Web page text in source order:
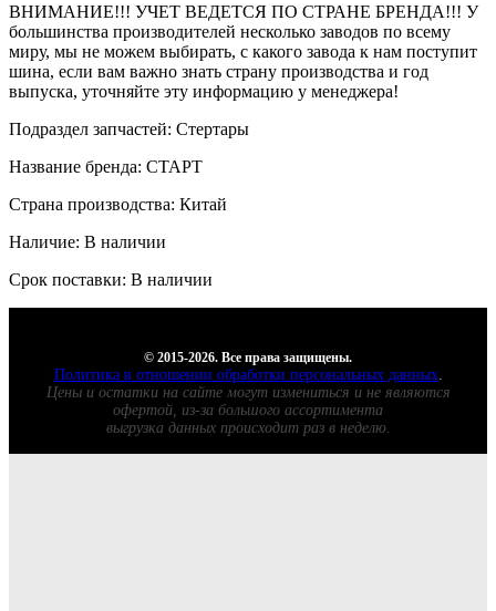
ВНИМАНИЕ!!! УЧЕТ ВЕДЕТСЯ ПО СТРАНЕ БРЕНДА!!! У
большинства производителей несколько заводов по всему
миру, мы не можем выбирать, с какого завода к нам поступит
шина, если вам важно знать страну производства и год
выпуска, уточняйте эту информацию у менеджера!
Подраздел запчастей: Стертары
Название бренда: СТАРТ
Страна производства: Китай
Наличие: В наличии
Срок поставки: В наличии
© 2015-2026. Все права защищены.
Политика в отношении обработки персональных данных.
Цены и остатки на сайте могут измениться и не являются
офертой, из-за большого ассортимента
выгрузка данных происходит раз в неделю.